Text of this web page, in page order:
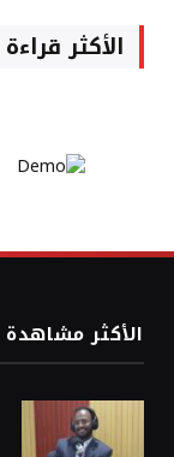
الأكثر قراءة
الأكثر مشاهدة